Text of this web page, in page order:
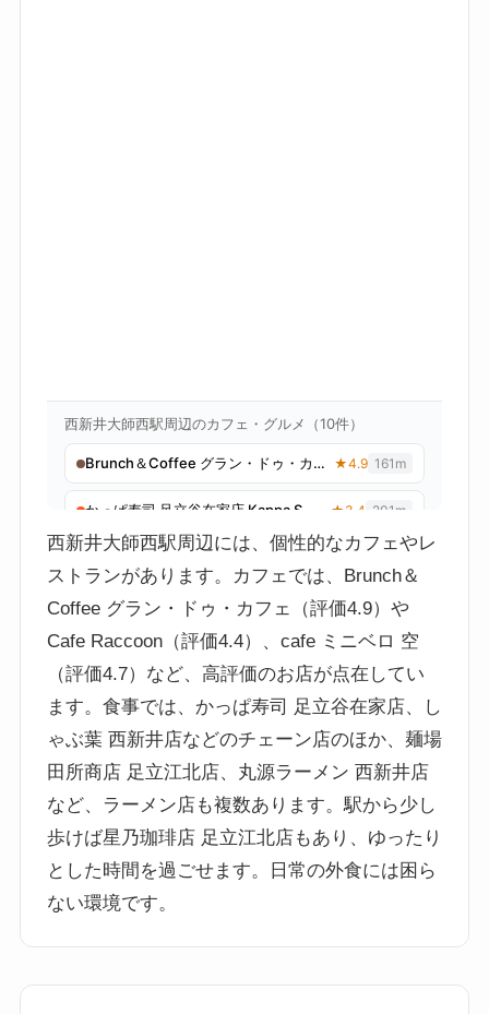
西新井大師西駅周辺には、個性的なカフェやレ
ストランがあります。カフェでは、Brunch＆
Coffee グラン・ドゥ・カフェ（評価4.9）や
Cafe Raccoon（評価4.4）、cafe ミニベロ 空
（評価4.7）など、高評価のお店が点在してい
ます。食事では、かっぱ寿司 足立谷在家店、し
ゃぶ葉 西新井店などのチェーン店のほか、麺場
田所商店 足立江北店、丸源ラーメン 西新井店
など、ラーメン店も複数あります。駅から少し
歩けば星乃珈琲店 足立江北店もあり、ゆったり
とした時間を過ごせます。日常の外食には困ら
ない環境です。